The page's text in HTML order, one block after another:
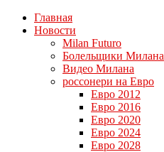
Главная
Новости
Milan Futuro
Болельщики Милана
Видео Милана
россонери на Евро
Евро 2012
Евро 2016
Евро 2020
Евро 2024
Евро 2028